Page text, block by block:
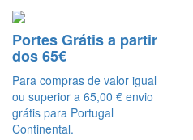
Portes Grátis a partir
dos 65€
Para compras de valor igual
ou superior a 65,00 € envio
grátis para Portugal
Continental.